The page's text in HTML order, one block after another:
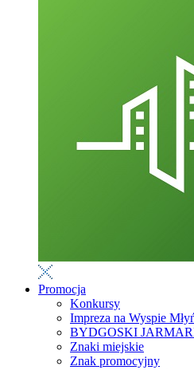
Promocja
Konkursy
Impreza na Wyspie
BYDGOSKI
Znaki miejskie
Znak promocyjny